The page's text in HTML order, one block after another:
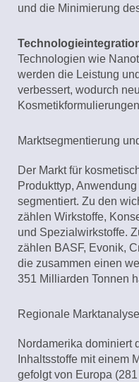
und die Minimierung
Technologien wie
werden die Leistung
verbessert, wodurch
Marktsegmentierung
Der Markt für
Produkttyp,
segmentiert. Zu den
zählen Wirkstoffe,
und Spezialwirkstoffe.
zählen BASF, Evonik,
die zusammen einen
351 Milliarden Tonnen
Regionale Marktanalyse
Nordamerika dominiert
Inhaltsstoffe mit einem
gefolgt von Europa